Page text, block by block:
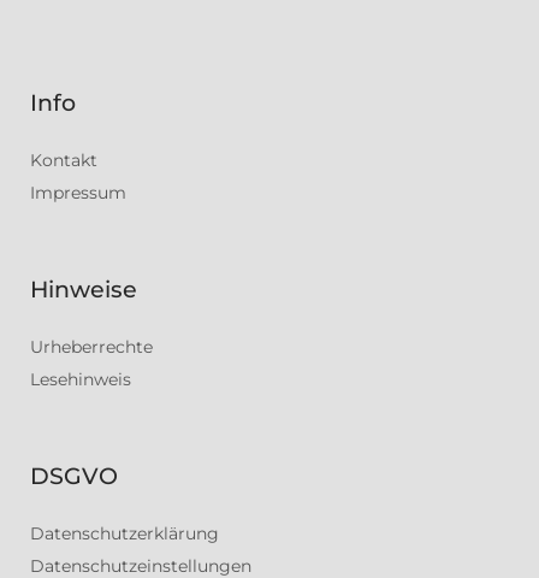
Info
Kontakt
Impressum
Hinweise
Urheberrechte
Lesehinweis
DSGVO
Datenschutzerklärung
Datenschutzeinstellungen